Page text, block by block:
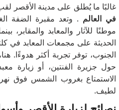
غالبًا ما يُطلق على مدينة الأقصر
في العالم . وتعد مقبرة الضفة
موطنًا للآثار والمعابد والمقابر،
الحديثة على مجمعات المعابد في
الجنوب، توفر تجربة أكثر هدوءًا.
حول جزيرة الفنتين، أو زيارة
الاستمتاع بغروب الشمس فوق نهر
لطيف.